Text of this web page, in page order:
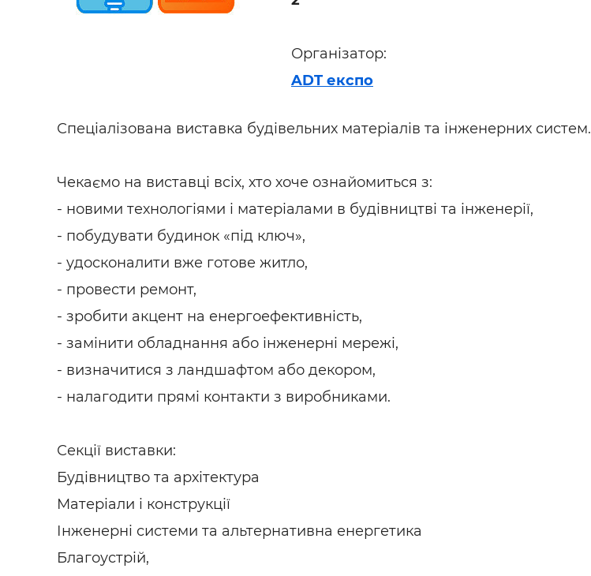
Організатор:
ADT експо
Спеціалізована виставка будівельних матеріалів та інженерних систем.
Чекаємо на виставці всіх, хто хоче ознайомиться з:
- новими технологіями і матеріалами в будівництві та інженерії,
- побудувати будинок «під ключ»,
- удосконалити вже готове житло,
- провести ремонт,
- зробити акцент на енергоефективність,
- замінити обладнання або інженерні мережі,
- визначитися з ландшафтом або декором,
- налагодити прямі контакти з виробниками.
Секції виставки:
Будівництво та архітектура
Матеріали і конструкції
Інженерні системи та альтернативна енергетика
Благоустрій,